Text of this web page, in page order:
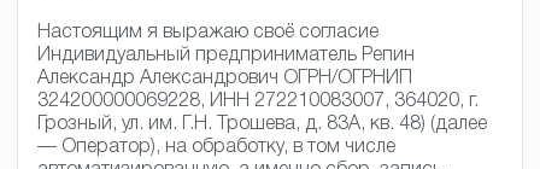
Настоящим я выражаю своё согласие
Индивидуальный предприниматель Репин
Александр Александрович ОГРН/ОГРНИП
324200000069228, ИНН 272210083007, 364020, г.
Грозный, ул. им. Г.Н. Трошева, д. 83А, кв. 48) (далее
— Оператор), на обработку, в том числе